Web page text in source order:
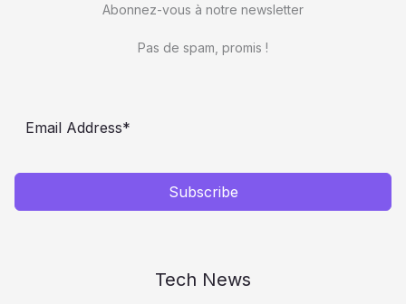
Abonnez-vous à notre newsletter
Pas de spam, promis !
Subscribe
Tech News